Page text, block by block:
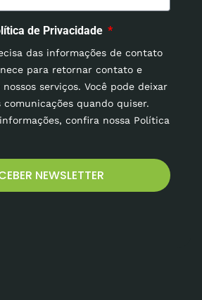
de Privacidade
das informações de contato
para retornar contato e
serviços. Você pode deixar
comunicações quando quiser.
confira nossa Política
NEWSLETTER